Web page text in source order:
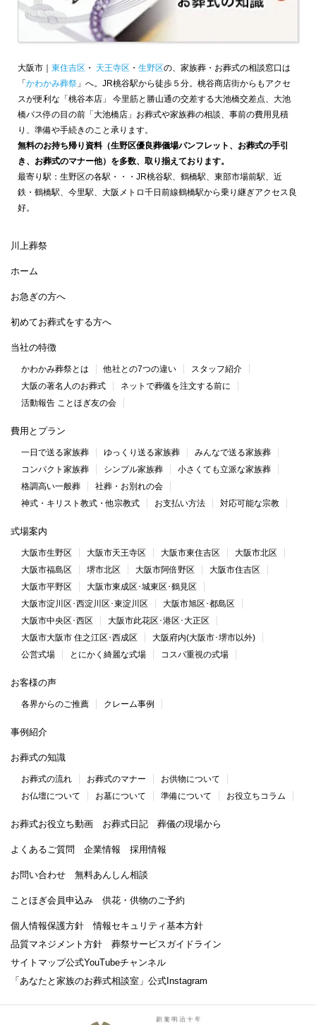
大阪市｜ 東住吉区 ・ 天王寺区 ・ 生野区の、家族葬・お葬式の相談窓口は
「かわかみ葬祭 」へ。JR桃谷駅から徒歩５分。桃谷商店街からもアクセ
スが便利な「桃谷本店」 今里筋と勝山通の交差する大池橋交差点、大池
橋バス停の目の前「大池橋店」お葬式や家族葬の相談、事前の費用見積
り、準備や手続きのこと承ります。
無料のお持ち帰り資料（生野区優良葬儀場パンフレット、お葬式の手引
き、お葬式のマナー他）を多数、取り揃えております。
最寄り駅：生野区の各駅・・・JR桃谷駅、鶴橋駅、東部市場前駅、近
鉄・鶴橋駅、今里駅、大阪メトロ千日前線鶴橋駅から乗り継ぎアクセス良
好。
川上葬祭
ホーム
お急ぎの方へ
初めてお葬式をする方へ
当社の特徴
かわかみ葬祭とは 他社との7つの違い
スタッフ紹介
大阪の著名人のお葬式
ネットで葬儀を注文する前に
活動報告 ことほぎ友の会
費用とプラン
一日で送る家族葬 ゆっくり送る家族葬
みんなで送る家族葬
コンパクト家族葬
シンプル家族葬
小さくても立派な家族葬
格調高い一般葬
社葬・お別れの会
神式・キリスト教式・他宗教式
お支払い方法 対応可能な宗教
式場案内
大阪市生野区 大阪市天王寺区 大阪市東住吉区
大阪市北区
大阪市福島区
堺市北区 大阪市阿倍野区
大阪市住吉区
大阪市平野区
大阪市東成区･城東区･鶴見区
大阪市淀川区･西淀川区･東淀川区
大阪市旭区･都島区
大阪市中央区･西区
大阪市此花区･港区･大正区
大阪市大阪市 住之江区･西成区
大阪府内(大阪市･堺市以外)
公営式場
とにかく綺麗な式場 コスパ重視の式場
お客様の声
各界からのご推薦 クレーム事例
事例紹介
お葬式の知識
お葬式の流れ お葬式のマナー
お供物について
お仏壇について
お墓について 準備について お役立ちコラム
お葬式お役立ち動画 お葬式日記 葬儀の現場から
よくあるご質問 企業情報 採用情報
お問い合わせ 無料あんしん相談
ことほぎ会員申込み 供花・供物のご予約
個人情報保護方針
情報セキュリティ基本方針
品質マネジメント方針
葬祭サービスガイドライン
サイトマップ公式YouTubeチャンネル
「あなたと家族のお葬式相談室」 公式Instagram